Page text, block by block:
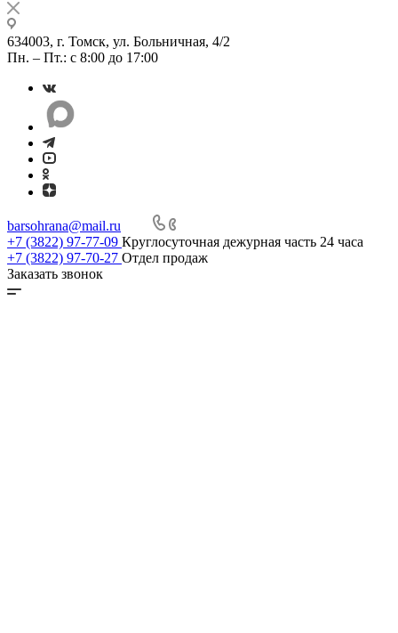
634003, г. Томск, ул. Больничная, 4/2
Пн. – Пт.: с 8:00 до 17:00
barsohrana@mail.ru
+7 (3822) 97-77-09 Круглосуточная дежурная часть 24 часа
+7 (3822) 97-70-27 Отдел продаж
Заказать звонок